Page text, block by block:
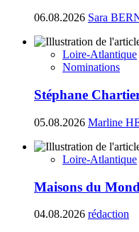
06.08.2026 Sara
Loire-Atlantique
Nominations
Stéphane
05.08.2026 Marline
Loire-Atlantique
Maisons du
04.08.2026 rédaction